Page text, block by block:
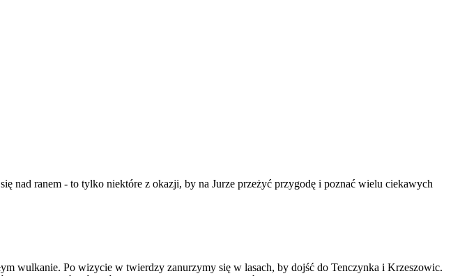
nad ranem - to tylko niektóre z okazji, by na Jurze przeżyć przygodę i poznać wielu ciekawych
wulkanie. Po wizycie w twierdzy zanurzymy się w lasach, by dojść do Tenczynka i Krzeszowic.